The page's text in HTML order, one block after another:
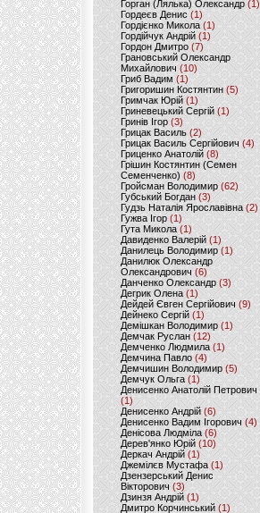
Горган (Лялька) Олександр(1)
Гордеєв Денис (1)
Гордієнко Микола (1)
Гордійчук Андрій (1)
Гордон Дмитро (7)
Грановський Олександр
Михайлович (10)
Гриб Вадим (1)
Григоришин Костянтин (5)
Гримчак Юрій(1)
Гриневецький Сергій(1)
Гринів Ігор (3)
Грицак Василь (2)
Грицак Василь Сергійович (4)
Гриценко Анатолій (8)
Грішин Костянтин (Семен
Семенченко)(8)
Гройсман Володимир(62)
Губський Богдан (3)
Гудзь Наталія Ярославівна(2)
Гужва Ігор (1)
Гута Микола (1)
Давиденко Валерій (1)
Данилець Володимир(1)
Данилюк Олександр
Олександрович (6)
Данченко Олександр (3)
Дегрик Олена(1)
Дейдей Євген Сергійович(9)
Дейнеко Сергій (1)
Демішкан Володимир(1)
Демчак Руслан (12)
Демченко Людмила (1)
Демчина Павло (4)
Демчишин Володимир (5)
Демчук Ольга(1)
Денисенко Анатолій Петрович
(1)
Денисенко Андрій (6)
Денисенко Вадим Ігорович (4)
Денісова Людміла(6)
Дерев'янко Юрій(10)
Деркач Андрій(1)
Джемілєв Мустафа (1)
Дзензерський Денис
Вікторович (3)
Дзинзя Андрій (1)
Дмитро Корчинський (1)